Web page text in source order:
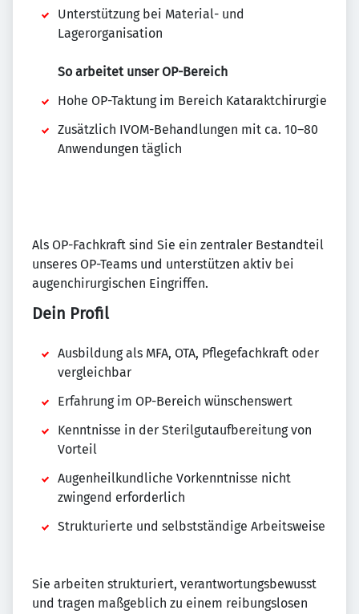
Unterstützung bei Material- und
Lagerorganisation
So arbeitet unser OP-Bereich
Hohe OP-Taktung im Bereich Kataraktchirurgie
Zusätzlich IVOM-Behandlungen mit ca. 10–80
Anwendungen täglich
Als OP-Fachkraft sind Sie ein zentraler Bestandteil
unseres OP-Teams und unterstützen aktiv bei
augenchirurgischen Eingriffen.
Dein Profil
Ausbildung als MFA, OTA, Pflegefachkraft oder
vergleichbar
Erfahrung im OP-Bereich wünschenswert
Kenntnisse in der Sterilgutaufbereitung von
Vorteil
Augenheilkundliche Vorkenntnisse nicht
zwingend erforderlich
Strukturierte und selbstständige Arbeitsweise
Sie arbeiten strukturiert, verantwortungsbewusst
und tragen maßgeblich zu einem reibungslosen